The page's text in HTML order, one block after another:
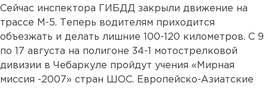
Сейчас инспектора ГИБДД закрыли движение на
трассе М-5. Теперь водителям приходится
объезжать и делать лишние 100-120 километров. С 9
по 17 августа на полигоне 34-1 мотострелковой
дивизии в Чебаркуле пройдут учения «Мирная
миссия -2007» стран ШОС. Европейско-Азиатские